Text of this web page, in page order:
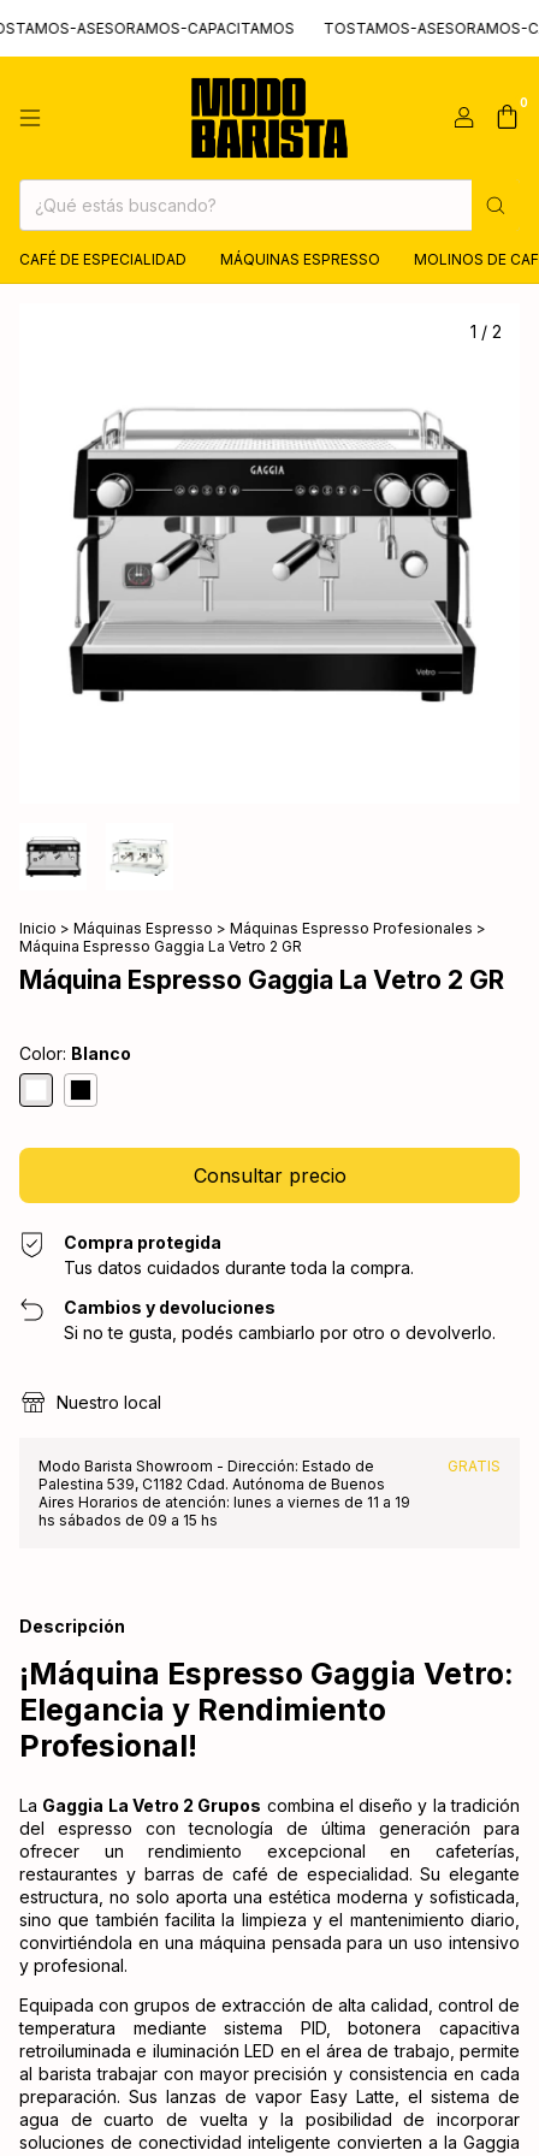
ASESORAMOS-CAPACITAMOS TOSTAMOS-ASESORAMOS-
0
CAFÉ DE ESPECIALIDAD MÁQUINAS ESPRESSO MOLINOS DE
1 / 2
Inicio > Máquinas Espresso > Máquinas Espresso Profesionales >
Máquina Espresso Gaggia La Vetro 2 GR
Máquina Espresso Gaggia La Vetro 2 GR
Color: Blanco
Compra protegida
Tus datos cuidados durante toda la compra.
Cambios y devoluciones
Si no te gusta, podés cambiarlo por otro o devolverlo.
Nuestro local
Modo Barista Showroom - Dirección: Estado de
Palestina 539, C1182 Cdad. Autónoma de Buenos
Aires Horarios de atención: lunes a viernes de 11 a 19
hs sábados de 09 a 15 hs
GRATIS
Descripción
¡Máquina Espresso Gaggia Vetro:
Elegancia y Rendimiento
Profesional!
La Gaggia La Vetro 2 Grupos combina el diseño y la tradición
del espresso con tecnología de última generación para
ofrecer un rendimiento excepcional en cafeterías,
restaurantes y barras de café de especialidad. Su elegante
estructura, no solo aporta una estética moderna y sofisticada,
sino que también facilita la limpieza y el mantenimiento diario,
convirtiéndola en una máquina pensada para un uso intensivo
y profesional.
Equipada con grupos de extracción de alta calidad, control de
temperatura mediante sistema PID, botonera capacitiva
retroiluminada e iluminación LED en el área de trabajo, permite
al barista trabajar con mayor precisión y consistencia en cada
preparación. Sus lanzas de vapor Easy Latte, el sistema de
agua de cuarto de vuelta y la posibilidad de incorporar
soluciones de conectividad inteligente convierten a la Gaggia